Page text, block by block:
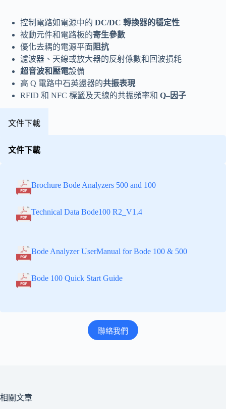
控制電路如電源中的 DC/DC 轉換器的穩定性
被動元件和電路板的寄生參數
優化去耦的電源平面 阻抗
濾波器、天線或放大器的反射係數和回波損耗
超音波和壓電設備
高 Q 電路中石英盪器的共振表現
RFID 和 NFC 標籤及天線的共振頻率和 Q–因子
文件下載
文件下載
Brochure Bode Analyzers 500 and 100
Technical Data Bode100 R2_V1.4
Bode Analyzer UserManual for Bode 100 & 500
Bode 100 Quick Start Guide
聯絡我們
相關文章